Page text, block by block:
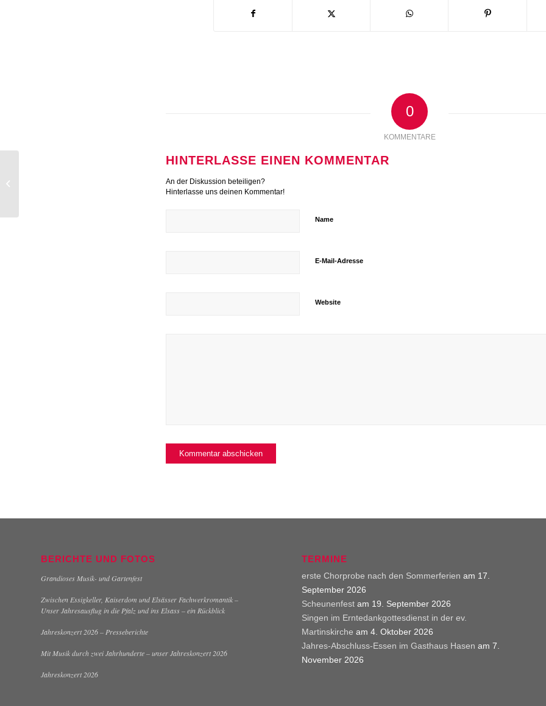
0
KOMMENTARE
HINTERLASSE EINEN KOMMENTAR
An der Diskussion beteiligen?
Hinterlasse uns deinen Kommentar!
Name
E-Mail-Adresse
Website
BERICHTE UND FOTOS
Grandioses Musik- und Gartenfest
Zwischen Essigkeller, Kaiserdom und Elsässer Fachwerkromantik –
Unser Jahresausflug in die Pfalz und ins Elsass – ein Rückblick
Jahreskonzert 2026 – Presseberichte
Mit Musik durch zwei Jahrhunderte – unser Jahreskonzert 2026
Jahreskonzert 2026
TERMINE
erste Chorprobe nach den Sommerferien am 17.
September 2026
Scheunenfestam 19. September 2026
Singen im Erntedankgottesdienst in der ev.
Martinskirche am 4. Oktober 2026
Jahres-Abschluss-Essen im Gasthaus Hasen am 7.
November 2026